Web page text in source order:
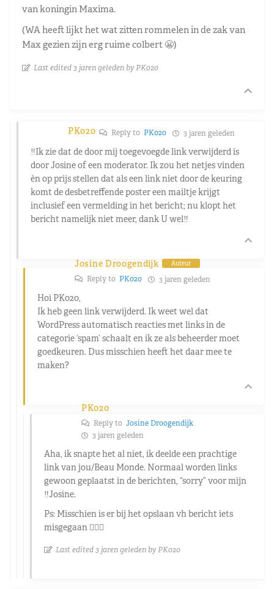
van koningin Maxima.
(WA heeft lijkt het wat zitten rommelen in de zak van
Max gezien zijn erg ruime colbert 😬)
Last edited 3 jaren geleden by PK020
PK020 Reply to PK020 3 jaren geleden
‼️Ik zie dat de door mij toegevoegde link verwijderd is
door Josine of een moderator. Ik zou het netjes vinden
èn op prijs stellen dat als een link niet door de keuring
komt de desbetreffende poster een mailtje krijgt
inclusief een vermelding in het bericht; nu klopt het
bericht namelijk niet meer, dank U wel‼️
Josine Droogendijk Auteur
Reply to PK020 3 jaren geleden
Hoi PK020,
Ik heb geen link verwijderd. Ik weet wel dat
WordPress automatisch reacties met links in de
categorie ‘spam’ schaalt en ik ze als beheerder moet
goedkeuren. Dus misschien heeft het daar mee te
maken?
PK020
Reply to Josine Droogendijk
3 jaren geleden
Aha, ik snapte het al niet, ik deelde een prachtige
link van jou/Beau Monde. Normaal worden links
gewoon geplaatst in de berichten, “sorry” voor mijn
‼️Josine.
Ps: Misschien is er bij het opslaan vh bericht iets
misgegaan 🤷🏼‍♂️
Last edited 3 jaren geleden by PK020